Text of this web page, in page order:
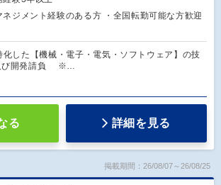
ネジメント経験のある方 ・全国転勤可能な方歓迎
した【機械・電子・電気・ソフトウェア】の技
び開発請負 ※…
る 詳細を見る
掲載期間：26/08/07～26/08/25